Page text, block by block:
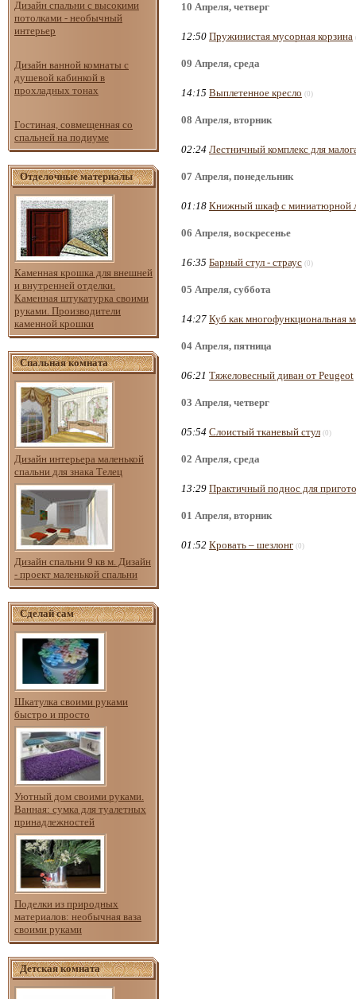
Дизайн спальни с высокими
потолками - необычный
интерьер
Дизайн ванной комнаты с
душевой кабинкой в
прохладных тонах
Гостиная, совмещенная со
спальней на подиуме
Отделочные материалы
Каменная крошка для внешней
и внутренней отделки.
Каменная штукатурка своими
руками. Производители
каменной крошки
Спальная комната
Дизайн интерьера маленькой
спальни для знака Телец
Дизайн спальни 9 кв м. Дизайн
- проект маленькой спальни
Сделай сам
Шкатулка своими руками
быстро и просто
Уютный дом своими руками.
Ванная: сумка для туалетных
принадлежностей
Поделки из природных
материалов: необычная ваза
своими руками
Детская комната
10 Апреля, четверг
12:50 Пружинистая мусорная корзина
09 Апреля, среда
14:15 Выплетенное кресло (0)
08 Апреля, вторник
02:24 Лестничный комплекс для
07 Апреля, понедельник
01:18 Книжный шкаф с миниатюрной
06 Апреля, воскресенье
16:35 Барный стул - страус (0)
05 Апреля, суббота
14:27 Куб как многофункциональная
04 Апреля, пятница
06:21 Тяжеловесный диван от Peugeot
03 Апреля, четверг
05:54 Слоистый тканевый стул (0)
02 Апреля, среда
13:29 Практичный поднос для
01 Апреля, вторник
01:52 Кровать – шезлонг (0)